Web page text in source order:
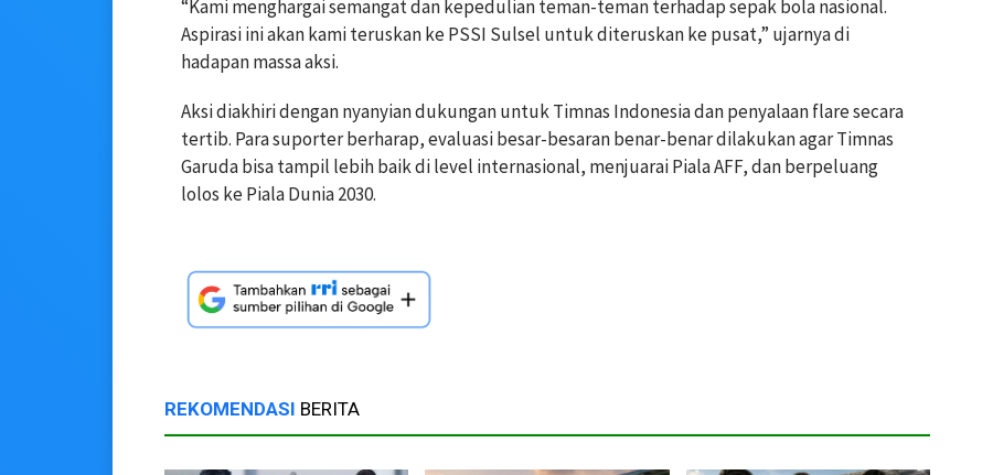
“Kami menghargai semangat dan kepedulian teman-teman terhadap sepak bola nasional.
Aspirasi ini akan kami teruskan ke PSSI Sulsel untuk diteruskan ke pusat,” ujarnya di
hadapan massa aksi.
Aksi diakhiri dengan nyanyian dukungan untuk Timnas Indonesia dan penyalaan flare secara
tertib. Para suporter berharap, evaluasi besar-besaran benar-benar dilakukan agar Timnas
Garuda bisa tampil lebih baik di level internasional, menjuarai Piala AFF, dan berpeluang
lolos ke Piala Dunia 2030.
REKOMENDASI BERITA